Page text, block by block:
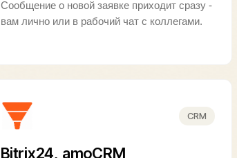
Сообщение о новой заявке приходит сразу -
вам лично или в рабочий чат с коллегами.
CRM
Bitrix24, amoCRM